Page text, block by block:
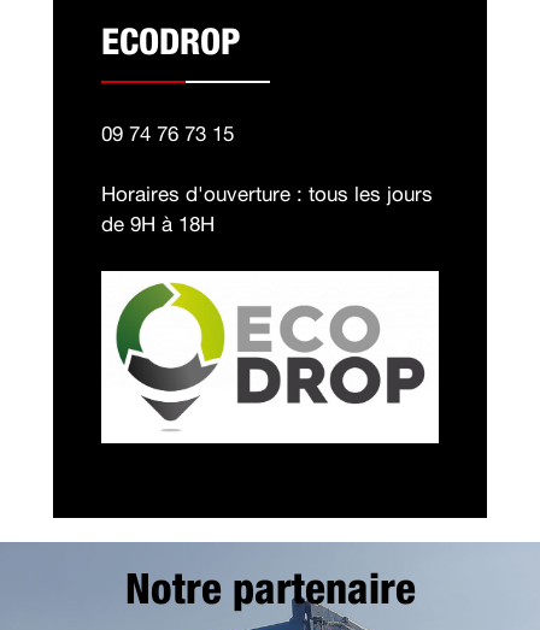
ECODROP
09 74 76 73 15
Horaires d'ouverture : tous les jours
de 9H à 18H
Notre partenaire